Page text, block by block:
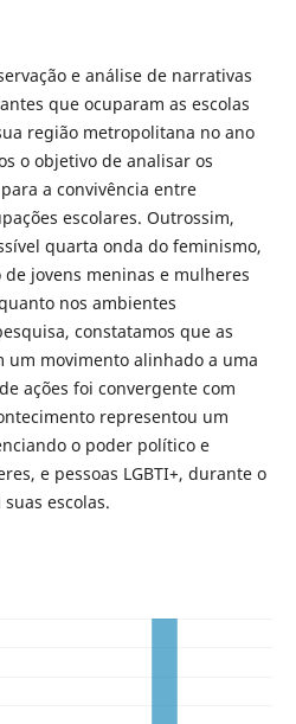
e análise de narrativas
que ocuparam as escolas
região metropolitana no ano
o objetivo de analisar os
a convivência entre
escolares. Outrossim,
quarta onda do feminismo,
jovens meninas e mulheres
nos ambientes
constatamos que as
um movimento alinhado a uma
ações foi convergente com
representou um
o poder político e
e pessoas LGBTI+, durante o
escolas.